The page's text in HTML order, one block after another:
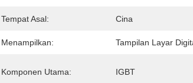
Tempat Asal: Cina
Menampilkan: Tampilan Layar
Komponen Utama: IGBT